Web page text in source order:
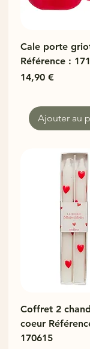
Cale porte
Référence :
Prix
14,90 €
Ajouter au
Coffret 2
coeur
170615